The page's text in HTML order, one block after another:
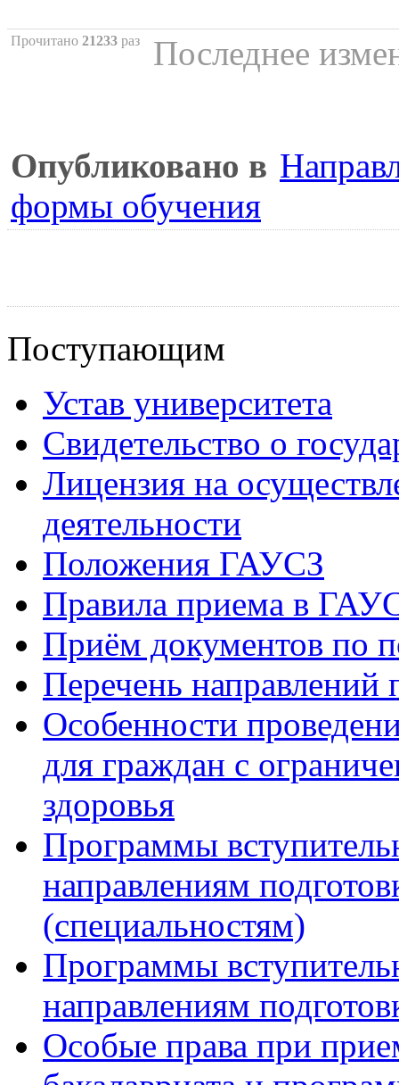
Прочитано 21233 раз Последнее
Опубликовано в
формы обучения
Поступающим
Устав университета
Свидетельство о
Лицензия на
деятельности
Положения ГАУСЗ
Правила приема в
Приём документов по
Перечень направлений
Особенности
для граждан с
здоровья
Программы
направлениям
(специальностям)
Программы
направлениям
Особые права при